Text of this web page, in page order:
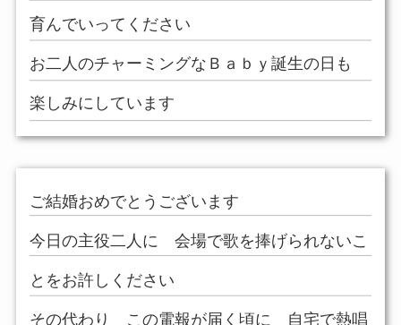
育んでいってください
お二人のチャーミングなＢａｂｙ誕生の日も
楽しみにしています
ご結婚おめでとうございます
今日の主役二人に 会場で歌を捧げられないこ
とをお許しください
その代わり この電報が届く頃に 自宅で熱唱